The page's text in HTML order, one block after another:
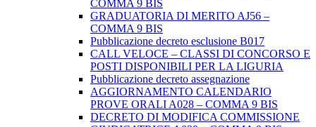
COMMA 9 BIS
GRADUATORIA DI MERITO AJ56 –
COMMA 9 BIS
Pubblicazione decreto esclusione B017
CALL VELOCE – CLASSI DI CONCORSO E
POSTI DISPONIBILI PER LA LIGURIA
Pubblicazione decreto assegnazione
AGGIORNAMENTO CALENDARIO
PROVE ORALI A028 – COMMA 9 BIS
DECRETO DI MODIFICA COMMISSIONE